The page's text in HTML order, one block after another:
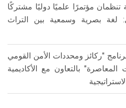
تنظمان مؤتمرًا علميًا دوليًا مشتركًا
لغة بصرية وسمعية بين التراث
"ركائز ومحددات الأمن القومي
بالتعاون مع الأكاديمية